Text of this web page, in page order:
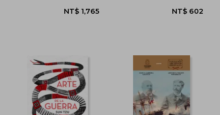
NT$ 972